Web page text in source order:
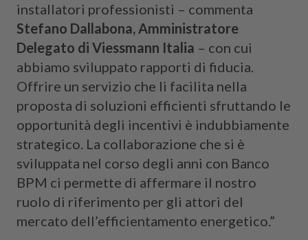
installatori professionisti – commenta
Stefano Dallabona, Amministratore
Delegato di Viessmann Italia – con cui
abbiamo sviluppato rapporti di fiducia.
Offrire un servizio che li facilita nella
proposta di soluzioni efficienti sfruttando le
opportunità degli incentivi è indubbiamente
strategico. La collaborazione che si è
sviluppata nel corso degli anni con Banco
BPM ci permette di affermare il nostro
ruolo di riferimento per gli attori del
mercato dell’efficientamento energetico.”